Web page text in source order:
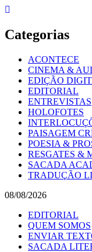
Skip
content
Categorias
ACONTECE
CINEMA &
EDIÇÃO
EDITORIAL
ENTREVISTAS
HOLOFOTES
PAISAGEM
POESIA &
RESGATES &
SACADA
TRADUÇÃO
08/08/2026
EDITORIAL
QUEM SOMOS
ENVIAR
SACADA